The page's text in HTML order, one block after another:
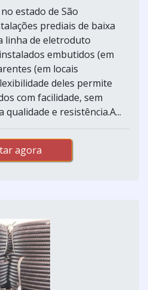
estado de São
prediais de baixa
linha de eletroduto
embutidos (em
(em locais
deles permite
com facilidade, sem
e resistência.A...
agora